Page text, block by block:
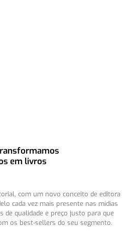
em livros
com um novo conceito de editora
cada vez mais presente nas mídias
de qualidade e preço justo para que
os best-sellers do seu segmento.